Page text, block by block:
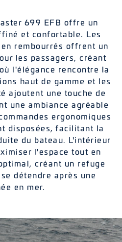
699 EFB offre un
et confortable. Les
rembourrés offrent un
les passagers, créant
l'élégance rencontre la
haut de gamme et les
ajoutent une touche de
une ambiance agréable
ergonomiques
disposées, facilitant la
du bateau. L'intérieur
l'espace tout en
créant un refuge
détendre après une
en mer.